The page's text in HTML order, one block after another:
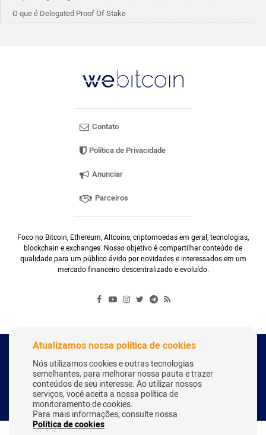
O que é Delegated Proof Of Stake
Contato
Política de Privacidade
Anunciar
Parceiros
Foco no Bitcoin, Ethereum, Altcoins, criptomoedas em geral, tecnologias,
blockchain e exchanges. Nosso objetivo é compartilhar conteúdo de
qualidade para um público ávido por novidades e interessados em um
mercado financeiro descentralizado e evoluído.
Copyright Webitcoin 2018 - Todos os Direitos Reservados
Desenvolvido por: Herick Correa
Atualizamos nossa política de cookies
Nós utilizamos cookies e outras tecnologias
semelhantes, para melhorar nossa pauta e trazer
conteúdos de seu interesse. Ao utilizar nossos
serviços, você aceita a nossa política de
monitoramento de cookies.
Para mais informações, consulte nossa
Política de cookies